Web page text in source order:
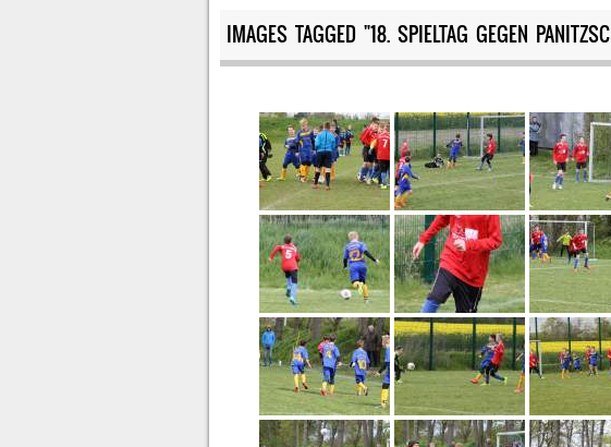
IMAGES TAGGED "18. SPIELTAG GEGEN